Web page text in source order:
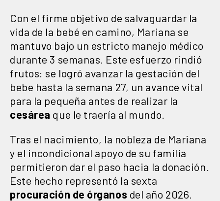
Con el firme objetivo de salvaguardar la
vida de la bebé en camino, Mariana se
mantuvo bajo un estricto manejo médico
durante 3 semanas. Este esfuerzo rindió
frutos: se logró avanzar la gestación del
bebe hasta la semana 27, un avance vital
para la pequeña antes de realizar la
cesárea que le traería al mundo.
Tras el nacimiento, la nobleza de Mariana
y el incondicional apoyo de su familia
permitieron dar el paso hacia la donación.
Este hecho representó la sexta
procuración de órganos del año 2026.